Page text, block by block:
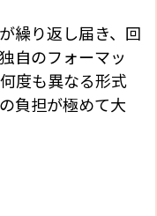
繰り返し届き、回
自のフォーマッ
度も異なる形式
負担が極めて大